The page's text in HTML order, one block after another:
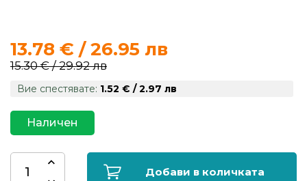
за
риболов
за
Куки
13.78 € / 26.95 лв
15.30 € / 29.92 лв
Вие спестявате: 1.52 € / 2.97 лв
Наличен
Добави в количката